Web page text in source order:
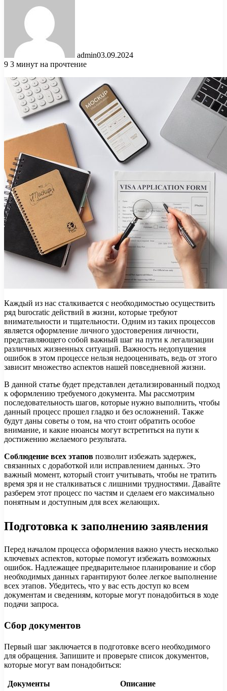
admin03.09.2024
9 3 минут на прочтение
Каждый из нас сталкивается с необходимостью осуществить
ряд burocratic действий в жизни, которые требуют
внимательности и тщательности. Одним из таких процессов
является оформление личного удостоверения личности,
представляющего собой важный шаг на пути к легализации
различных жизненных ситуаций. Важность недопущения
ошибок в этом процессе нельзя недооценивать, ведь от этого
зависит множество аспектов нашей повседневной жизни.
В данной статье будет представлен детализированный подход
к оформлению требуемого документа. Мы рассмотрим
последовательность шагов, которые нужно выполнить, чтобы
данный процесс прошел гладко и без осложнений. Также
будут даны советы о том, на что стоит обратить особое
внимание, и какие нюансы могут встретиться на пути к
достижению желаемого результата.
Соблюдение всех этапов позволит избежать задержек,
связанных с доработкой или исправлением данных. Это
важный момент, который стоит учитывать, чтобы не тратить
время зря и не сталкиваться с лишними трудностями. Давайте
разберем этот процесс по частям и сделаем его максимально
понятным и доступным для всех желающих.
Подготовка к заполнению заявления
Перед началом процесса оформления важно учесть несколько
ключевых аспектов, которые помогут избежать возможных
ошибок. Надлежащее предварительное планирование и сбор
необходимых данных гарантируют более легкое выполнение
всех этапов. Убедитесь, что у вас есть доступ ко всем
документам и сведениям, которые могут понадобиться в ходе
подачи запроса.
Сбор документов
Первый шаг заключается в подготовке всего необходимого
для обращения. Запишите и проверьте список документов,
которые могут вам понадобиться:
Документы
Описание